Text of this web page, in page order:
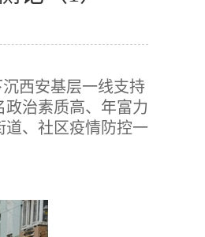
西安基层一线支持
治素质高、年富力
道、社区疫情防控一